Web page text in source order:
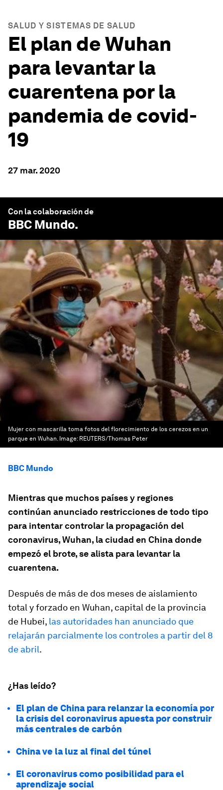
SALUD Y SISTEMAS DE SALUD
El plan de Wuhan
para levantar la
cuarentena por la
pandemia de covid-
19
27 mar. 2020
Con la colaboración de
BBC Mundo.
Mujer con mascarilla toma fotos del florecimiento de los cerezos en un
parque en Wuhan. Image: REUTERS/Thomas Peter
BBC Mundo
Mientras que muchos países y regiones
continúan anunciado restricciones de todo tipo
para intentar controlar la propagación del
coronavirus, Wuhan, la ciudad en China donde
empezó el brote, se alista para levantar la
cuarentena.
Después de más de dos meses de aislamiento
total y forzado en Wuhan, capital de la provincia
de Hubei, las autoridades han anunciado que
relajarán parcialmente los controles a partir del 8
de abril.
¿Has leído?
El plan de China para relanzar la economía por
la crisis del coronavirus apuesta por construir
más centrales de carbón
China ve la luz al final del túnel
El coronavirus como posibilidad para el
aprendizaje social